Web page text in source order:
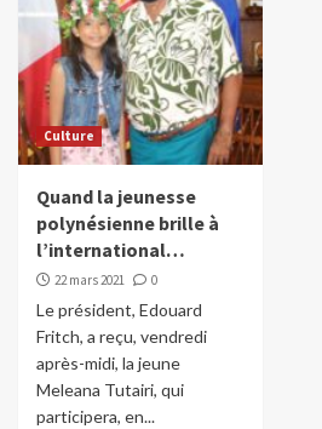
Culture
Quand la jeunesse
polynésienne brille à
l’international…
22 mars 2021 0
Le président, Edouard
Fritch, a reçu, vendredi
après-midi, la jeune
Meleana Tutairi, qui
participera, en...